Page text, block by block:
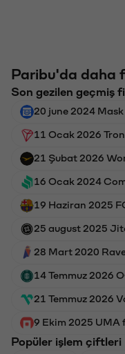
Paribu'da daha
Son gezilen geçmiş
20 june 2024
11 Ocak 2026
21 Şubat 2026
16 Ocak 2024
19 Haziran 2025
25 august 2025
28 Mart 2020
14 Temmuz 2026
21 Temmuz 2026
9 Ekim 2025 UMA
Popüler işlem çiftleri